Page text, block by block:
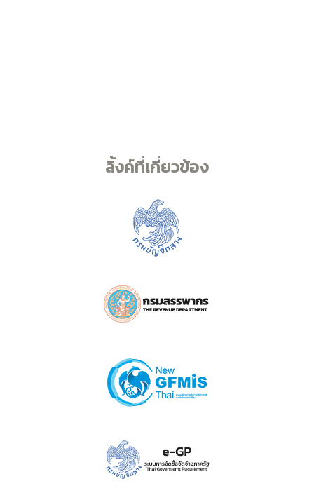
ลิ้งค์ที่เกี่ยวข้อง